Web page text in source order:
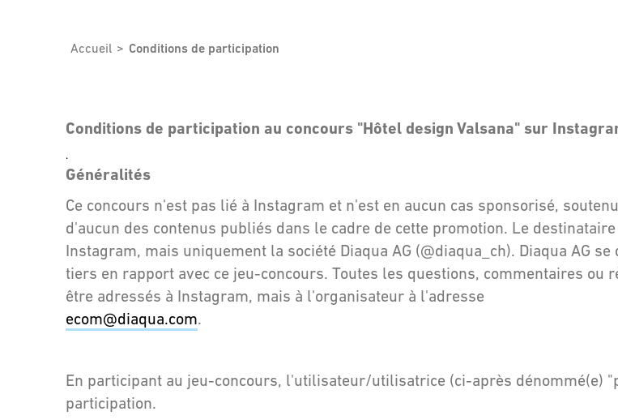
Accueil Conditions de participation
Conditions de participation au concours "Hôtel design Valsana" sur
.
Généralités
Ce concours n'est pas lié à Instagram et n'est en aucun cas sponsorisé,
d'aucun des contenus publiés dans le cadre de cette promotion. Le
Instagram, mais uniquement la société Diaqua AG (@diaqua_ch). Diaqua AG
tiers en rapport avec ce jeu-concours. Toutes les questions, commentaires ou
être adressés à Instagram, mais à l'organisateur à l'adresse
ecom@diaqua.com.
En participant au jeu-concours, l'utilisateur/utilisatrice (ci-après dénommé(e)
participation.